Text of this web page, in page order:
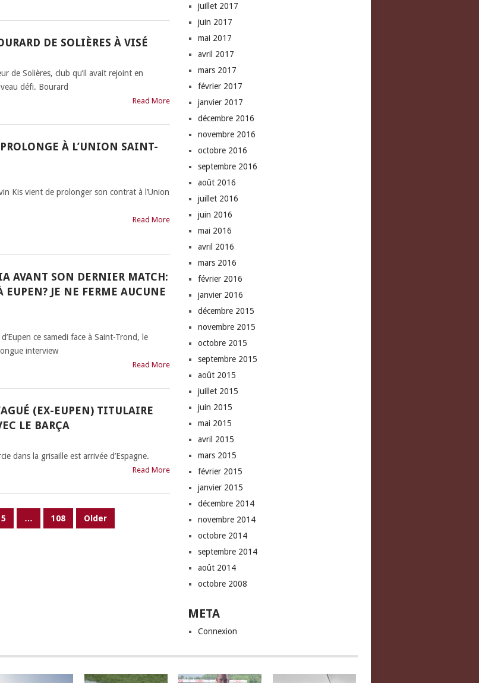
DE SOLIÈRES À VISÉ
de Solières, club qu’il avait rejoint en
défi. Bourard
Read More
À L’UNION SAINT-
Kis vient de prolonger son contrat à l’Union
Read More
AVANT SON DERNIER MATCH:
EUPEN? JE NE FERME AUCUNE
ce samedi face à Saint-Trond, le
interview
Read More
(EX-EUPEN) TITULAIRE
LE BARÇA
dans la grisaille est arrivée d’Espagne.
Read More
5 … 108 Older
juillet 2017
juin 2017
mai 2017
avril 2017
mars 2017
février 2017
janvier 2017
décembre 2016
novembre 2016
octobre 2016
septembre 2016
août 2016
juillet 2016
juin 2016
mai 2016
avril 2016
mars 2016
février 2016
janvier 2016
décembre 2015
novembre 2015
octobre 2015
septembre 2015
août 2015
juillet 2015
juin 2015
mai 2015
avril 2015
mars 2015
février 2015
janvier 2015
décembre 2014
novembre 2014
octobre 2014
septembre 2014
août 2014
octobre 2008
META
Connexion